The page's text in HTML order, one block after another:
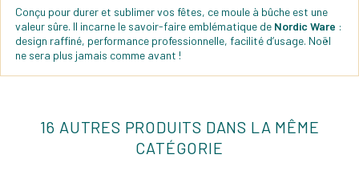
Conçu pour durer et sublimer vos fêtes, ce moule à bûche est une
valeur sûre. Il incarne le savoir-faire emblématique de Nordic Ware :
design raffiné, performance professionnelle, facilité d’usage. Noël
ne sera plus jamais comme avant !
16 AUTRES PRODUITS DANS LA MÊME
CATÉGORIE